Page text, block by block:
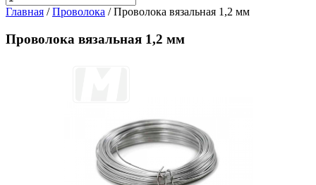
Главная /Проволока /Проволока вязальная 1,2 мм
Проволока вязальная 1,2 мм